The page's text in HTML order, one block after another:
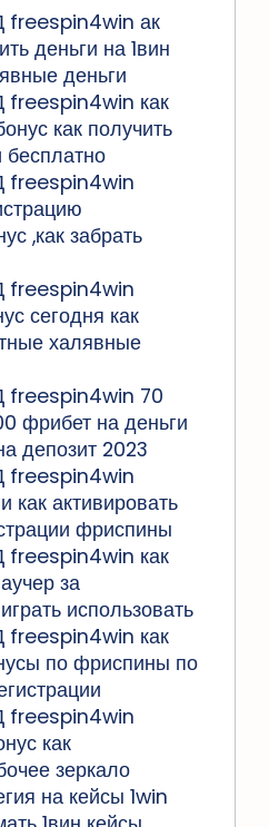
ак
деньги на 1вин
деньги
как
как получить
freespin4win
,как забрать
freespin4win
сегодня как
халявные
70
фрибет на деньги
депозит 2023
freespin4win
как активировать
фриспины
как
за
использовать
как
по фриспины по
freespin4win
как
зеркало
на кейсы 1win